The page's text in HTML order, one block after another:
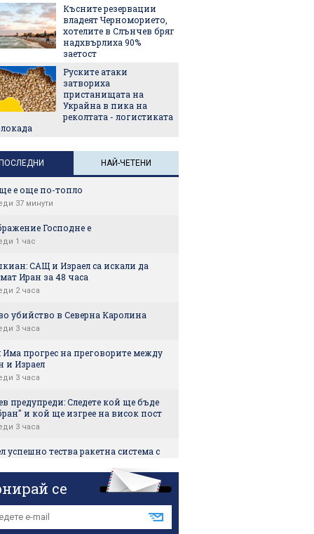
Късните резервации
владеят Черноморието,
хотелите в Слънчев бряг
надхвърлиха 90%
заетост
Руските атаки
затвориха
пристанищата на
Украйна в пика на
реколтата - логистиката
НАЙ-ЧЕТЕНИ
е още по-топло
37 минути
Господне е
1 час
САЩ и Израел са искали да
Иран за 48 часа
2 часа
убийство в Северна Каролина
3 часа
Има прогрес на преговорите между
и Израел
3 часа
предупреди: Следете кой ще бъде
и кой ще изгрее на висок пост
3 часа
успешно тества ракетна система с
се обърна по таван във Велико
се